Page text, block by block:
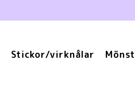
Stickor/virknålar